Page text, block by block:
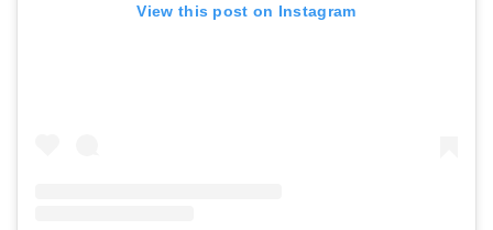
View this post on Instagram